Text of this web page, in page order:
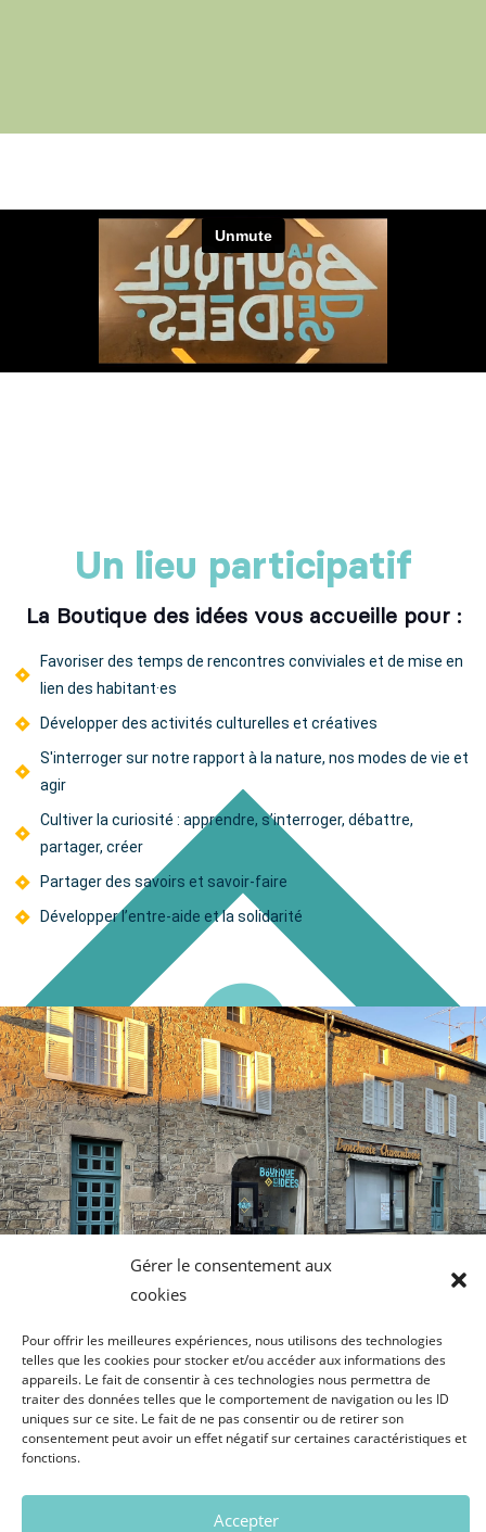
Gérer le consentement aux
cookies
Pour offrir les meilleures expériences, nous utilisons des technologies
telles que les cookies pour stocker et/ou accéder aux informations des
appareils. Le fait de consentir à ces technologies nous permettra de
traiter des données telles que le comportement de navigation ou les ID
uniques sur ce site. Le fait de ne pas consentir ou de retirer son
consentement peut avoir un effet négatif sur certaines caractéristiques et
fonctions.
Accepter
Un lieu participatif
La Boutique des idées vous accueille pour :
Favoriser des temps de rencontres conviviales et de mise en
lien des habitant·es
Développer des activités culturelles et créatives
S'interroger sur notre rapport à la nature, nos modes de vie et
agir
Cultiver la curiosité : apprendre, s’interroger, débattre,
partager, créer
Partager des savoirs et savoir-faire
Développer l’entre-aide et la solidarité
Plusieurs piliers dans nos
activités :
Culture, Nature,
Convivialité...